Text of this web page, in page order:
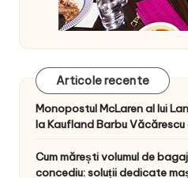
Articole recente
Monopostul McLaren al lui
la Kaufland Barbu Văcărescu
Cum mărești volumul de
concediu: soluții dedicate